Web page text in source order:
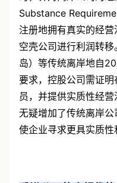
时，针对离岸公司的
Substance
注册地拥有真实的经营
空壳公司进行利润转
岛）等传统离岸地自
要求，控股公司需证明
员，并提供实质性经
无疑增加了传统离岸公